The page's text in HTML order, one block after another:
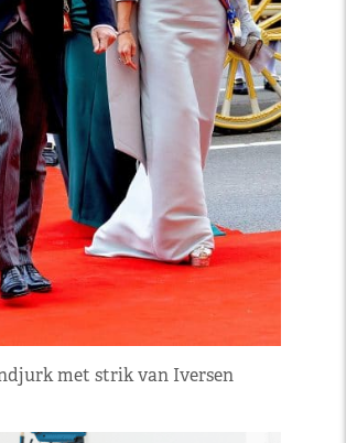
met strik van Iversen